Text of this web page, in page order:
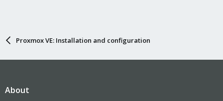
Proxmox VE: Installation and configuration
About